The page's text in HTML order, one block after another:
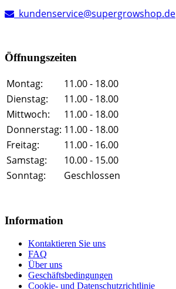
kundenservice@supergrowshop.de
Öffnungszeiten
Montag:
11.00 - 18.00
Dienstag:
11.00 - 18.00
Mittwoch:
11.00 - 18.00
Donnerstag: 11.00 - 18.00
Freitag:
11.00 - 16.00
Samstag:
10.00 - 15.00
Sonntag:
Geschlossen
Information
Kontaktieren Sie uns
FAQ
Über uns
Geschäftsbedingungen
Cookie- und Datenschutzrichtlinie